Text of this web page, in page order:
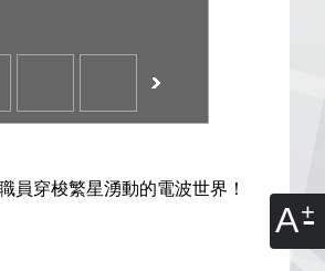
A
員穿梭繁星湧動的電波世界！